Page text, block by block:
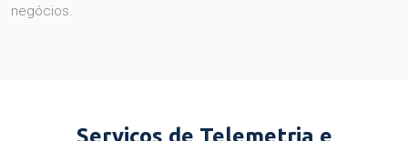
negócios.
Serviços de Telemetria e